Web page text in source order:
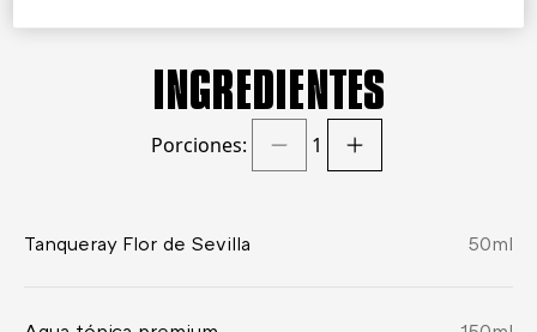
INGREDIENTES
Porciones: 1
Tanqueray Flor de Sevilla 50ml